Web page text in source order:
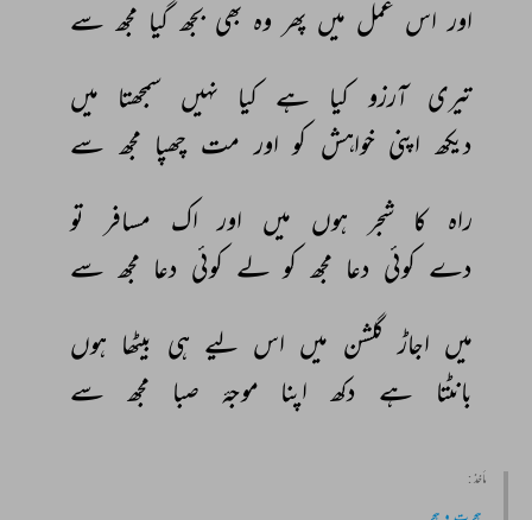
اور اس عمل میں پھر وہ بھی بجھ گیا مجھ سے
تیری آرزو کیا ہے کیا نہیں سمجھتا میں
دیکھ اپنی خواہش کو اور مت چھپا مجھ سے
راہ کا شجر ہوں میں اور اک مسافر
تو
دے کوئی دعا مجھ کو لے کوئی دعا مجھ سے
میں اجاڑ گلشن میں اس لیے ہی بیٹھا ہوں
بانٹتا
ہے دکھ اپنا موجۂ صبا مجھ سے
مأخذ :
ہجرت و ہجر